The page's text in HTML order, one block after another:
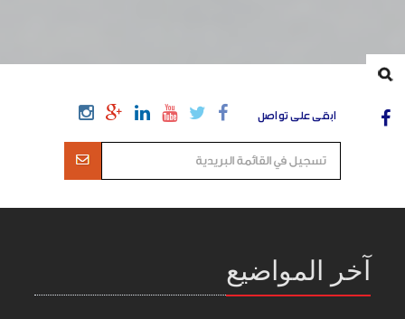
ابقى على تواصل
آخر المواضيع